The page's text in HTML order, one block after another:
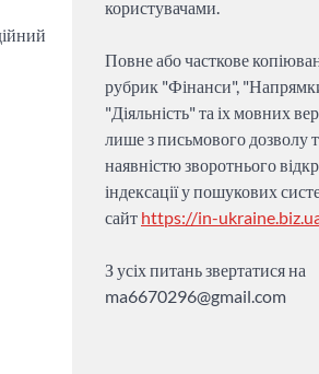
користувачами.
Повне або часткове
рубрик "Фінанси",
"Діяльність" та іх мовних
лише з письмового дозволу
наявністю зворотнього
індексації у пошукових
сайт https://in-
З усіх питань звертатися на
ma6670296@gmail.com